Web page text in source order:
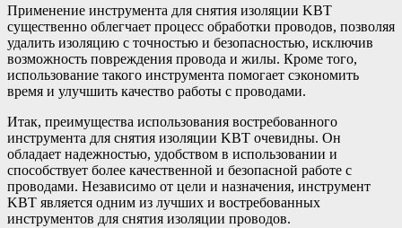
Применение инструмента для снятия изоляции KBT
существенно облегчает процесс обработки проводов, позволяя
удалить изоляцию с точностью и безопасностью, исключив
возможность повреждения провода и жилы. Кроме того,
использование такого инструмента помогает сэкономить
время и улучшить качество работы с проводами.
Итак, преимущества использования востребованного
инструмента для снятия изоляции KBT очевидны. Он
обладает надежностью, удобством в использовании и
способствует более качественной и безопасной работе с
проводами. Независимо от цели и назначения, инструмент
KBT является одним из лучших и востребованных
инструментов для снятия изоляции проводов.